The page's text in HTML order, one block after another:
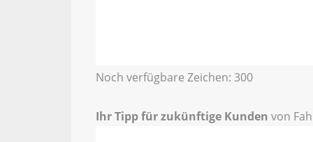
Noch verfügbare Zeichen: 300
Ihr Tipp für zukünftige Kunden von